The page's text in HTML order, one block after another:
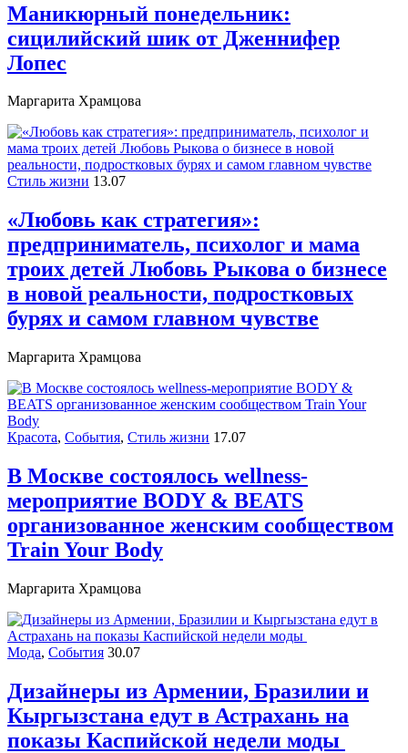
Маникюрный понедельник:
сицилийский шик от Дженнифер
Лопес
Маргарита Храмцова
Стиль жизни 13.07
«Любовь как стратегия»:
предприниматель, психолог и мама
троих детей Любовь Рыкова о бизнесе
в новой реальности, подростковых
бурях и самом главном чувстве
Маргарита Храмцова
Красота, События, Стиль жизни 17.07
В Москве состоялось wellness-
мероприятие BODY & BEATS
организованное женским сообществом
Train Your Body
Маргарита Храмцова
Мода, События 30.07
Дизайнеры из Армении, Бразилии и
Кыргызстана едут в Астрахань на
показы Каспийской недели моды